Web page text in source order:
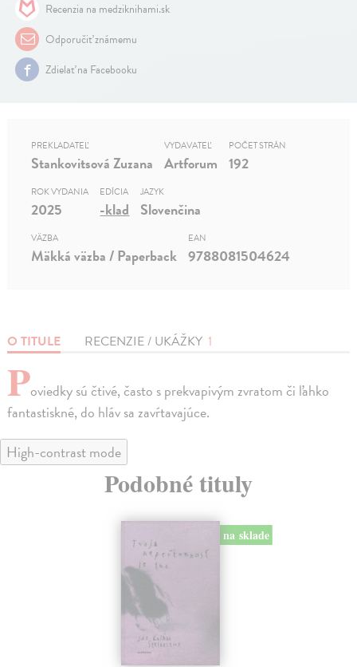
Recenzia na medziknihami.sk
Odporučiť známemu
Zdielať na Facebooku
O TITULE RECENZIE / UKÁŽKY 1
Poviedky sú čtivé, často s prekvapivým zvratom či ľahko
fantastiskné, do hláv sa zavŕtavajúce.
PREKLADATEĽ
Stankovitsová Zuzana
VYDAVATEĽ
Artforum
POČET STRÁN
192
ROK VYDANIA
2025
EDÍCIA
-klad
JAZYK
Slovenčina
VÄZBA
Mäkká väzba / Paperback
EAN
9788081504624
High-contrast mode
Podobné tituly
na sklade